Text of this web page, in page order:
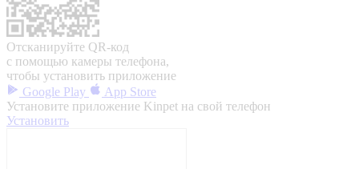
Отсканируйте QR-код
с помощью камеры телефона,
чтобы установить приложение
Google Play
App Store
Установите приложение Kinpet на свой телефон
Установить